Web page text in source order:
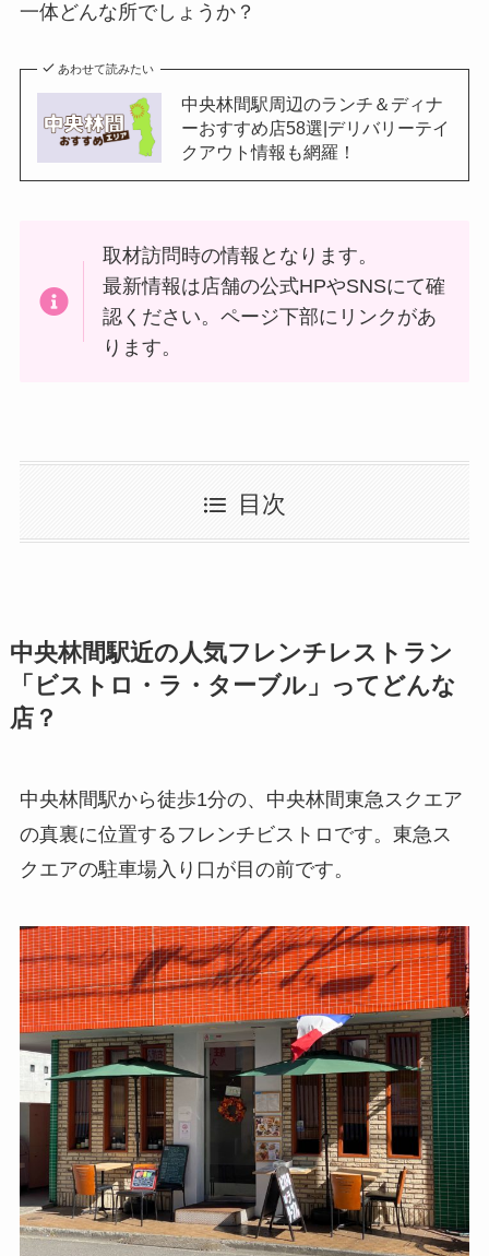
一体どんな所でしょうか？
あわせて読みたい
中央林間駅周辺のランチ＆ディナ
ーおすすめ店58選|デリバリーテイ
クアウト情報も網羅！
取材訪問時の情報となります。
最新情報は店舗の公式HPやSNSにて確
認ください。ページ下部にリンクがあ
ります。
目次
中央林間駅近の人気フレンチレストラン
「ビストロ・ラ・ターブル」ってどんな
店？
中央林間駅から徒歩1分の、中央林間東急スクエア
の真裏に位置するフレンチビストロです。東急ス
クエアの駐車場入り口が目の前です。